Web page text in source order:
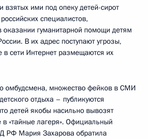
взятых ими под опеку детей-сирот
специалистов,
оказании гуманитарной помощи детям
В их адрес поступают угрозы,
в сети Интернет размещаются их
омбудсмена, множество фейков в СМИ
отдыха – публикуются
детей якобы насильно вывозят
в «тайные лагеря». Официальный
РФ Мария Захарова обратила